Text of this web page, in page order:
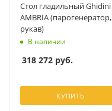
Стол гладильный Ghidini
AMBRIA (парогенератор,
рукав)
В наличии
318 272 руб.
КУПИТЬ